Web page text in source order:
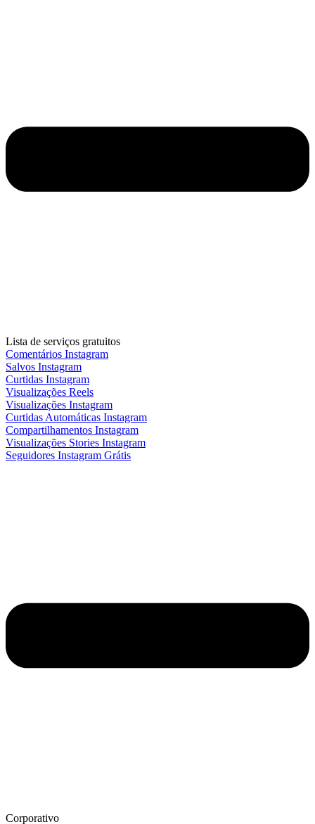
Lista de serviços gratuitos
Comentários Instagram
Salvos Instagram
Curtidas Instagram
Visualizações Reels
Visualizações Instagram
Curtidas Automáticas Instagram
Compartilhamentos Instagram
Visualizações Stories Instagram
Seguidores Instagram Grátis
Corporativo